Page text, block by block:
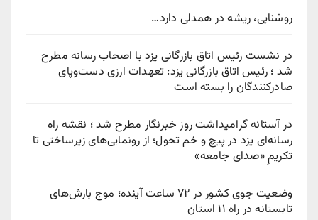
روشنایی، ریشه در همدلی دارد…
در نشست رئیس اتاق بازرگانی یزد با اصحاب رسانه مطرح
شد ؛ رئیس اتاق بازرگانی یزد: تعهدات ارزی دست‌وپای
صادرکنندگان را بسته است
در آستانه گرامیداشت روز خبرنگار مطرح شد ؛ نقشه راه
رسانه‌ای یزد در پیچ‌ و خم تحول؛ از رونمایی‌های زیرساختی تا
تکریمِ «صدای جامعه»
وضعیت جوی کشور در ۷۲ ساعت آینده؛ موج بارش‌های
تابستانه در راه ۱۱ استان